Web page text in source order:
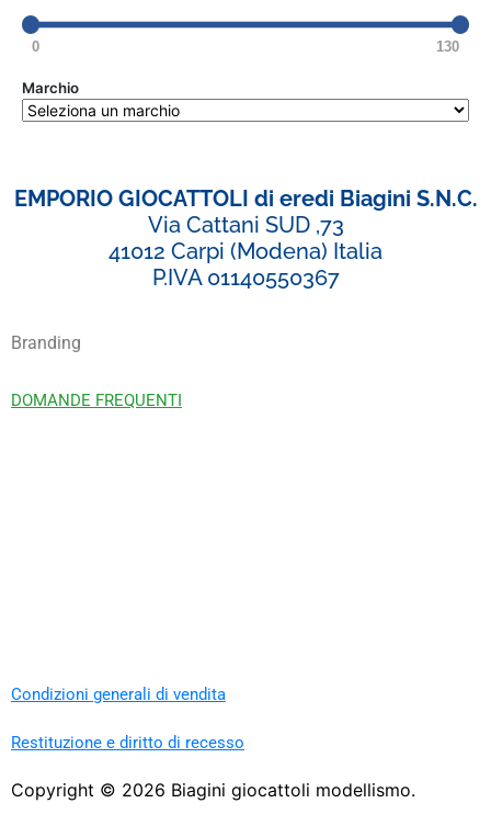
0 130
Marchio
EMPORIO GIOCATTOLI di eredi Biagini S.N.C.
Via Cattani SUD ,73
41012 Carpi (Modena) Italia
P.IVA 01140550367
Branding
DOMANDE FREQUENTI
Condizioni generali di vendita
Restituzione e diritto di recesso
Copyright © 2026 Biagini giocattoli modellismo.